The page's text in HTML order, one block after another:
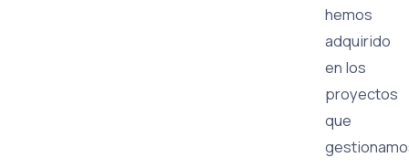
hemos
adquirido
en los
proyectos
que